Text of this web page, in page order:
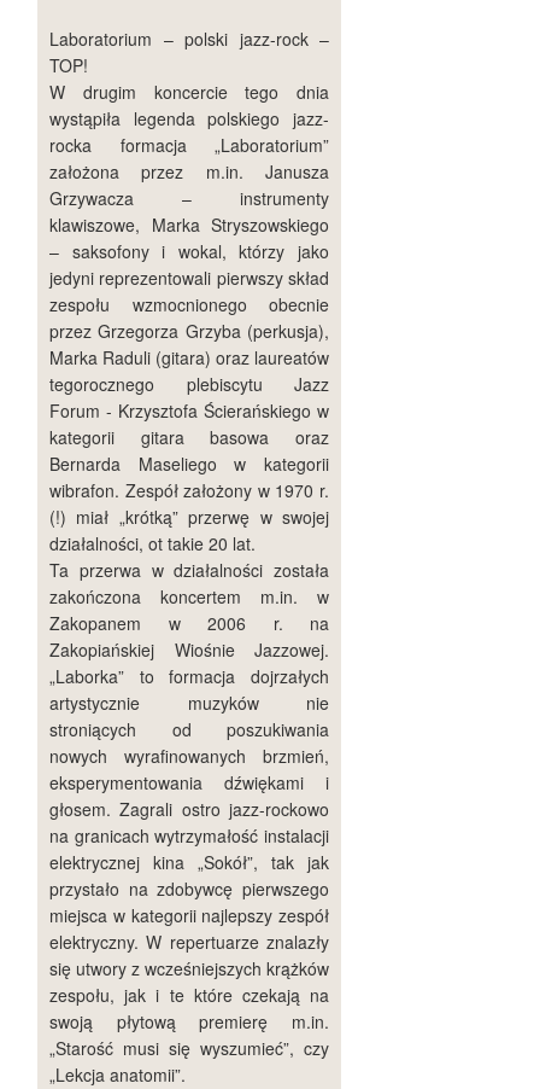
Laboratorium – polski jazz-rock –
TOP!
W drugim koncercie tego dnia
wystąpiła legenda polskiego jazz-
rocka formacja „Laboratorium”
założona przez m.in. Janusza
Grzywacza – instrumenty
klawiszowe, Marka Stryszowskiego
– saksofony i wokal, którzy jako
jedyni reprezentowali pierwszy skład
zespołu wzmocnionego obecnie
przez Grzegorza Grzyba (perkusja),
Marka Raduli (gitara) oraz laureatów
tegorocznego plebiscytu Jazz
Forum - Krzysztofa Ścierańskiego w
kategorii gitara basowa oraz
Bernarda Maseliego w kategorii
wibrafon. Zespół założony w 1970 r.
(!) miał „krótką” przerwę w swojej
działalności, ot takie 20 lat.
Ta przerwa w działalności została
zakończona koncertem m.in. w
Zakopanem w 2006 r. na
Zakopiańskiej Wiośnie Jazzowej.
„Laborka” to formacja dojrzałych
artystycznie muzyków nie
stroniących od poszukiwania
nowych wyrafinowanych brzmień,
eksperymentowania dźwiękami i
głosem. Zagrali ostro jazz-rockowo
na granicach wytrzymałość instalacji
elektrycznej kina „Sokół”, tak jak
przystało na zdobywcę pierwszego
miejsca w kategorii najlepszy zespół
elektryczny. W repertuarze znalazły
się utwory z wcześniejszych krążków
zespołu, jak i te które czekają na
swoją płytową premierę m.in.
„Starość musi się wyszumieć”, czy
„Lekcja anatomii”.